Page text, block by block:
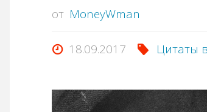
от MoneyWman
18.09.2017 Цитаты